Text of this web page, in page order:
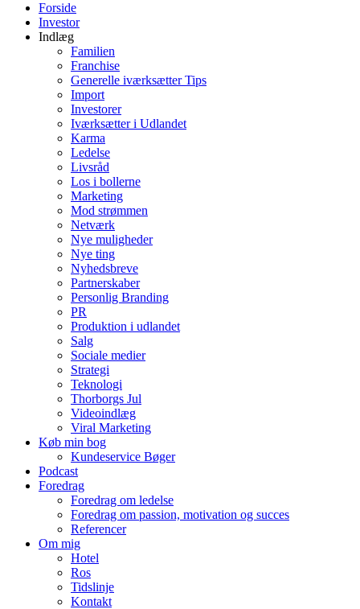
Forside
Investor
Indlæg
Familien
Franchise
Generelle iværksætter Tips
Import
Investorer
Iværksætter i Udlandet
Karma
Ledelse
Livsråd
Los i bollerne
Marketing
Mod strømmen
Netværk
Nye muligheder
Nye ting
Nyhedsbreve
Partnerskaber
Personlig Branding
PR
Produktion i udlandet
Salg
Sociale medier
Strategi
Teknologi
Thorborgs Jul
Videoindlæg
Viral Marketing
Køb min bog
Kundeservice Bøger
Podcast
Foredrag
Foredrag om ledelse
Foredrag om passion, motivation og succes
Referencer
Om mig
Hotel
Ros
Tidslinje
Kontakt